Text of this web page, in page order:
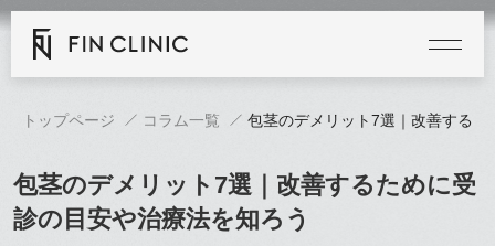
トップページ コラム一覧 包茎のデメリット7選｜改善する
包茎のデメリット7選｜改善するために受
診の目安や治療法を知ろう